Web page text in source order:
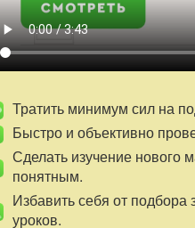
Тратить минимум сил на
Быстро и объективно
Сделать изучение нового
понятным.
Избавить себя от подбора
уроков.